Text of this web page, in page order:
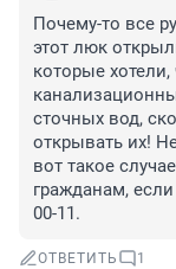
Почему-то все
этот люк
которые
сточных вод,
открывать их!
вот такое
гражданам,
00-11.
ОТВЕТИТЬ 1